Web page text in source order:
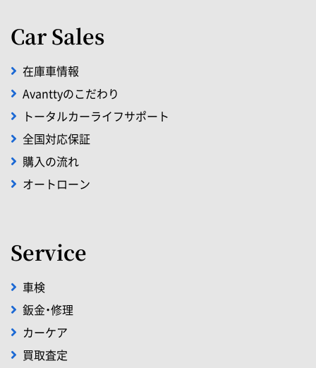
Car Sales
在庫車情報
Avanttyのこだわり
トータルカーライフサポート
全国対応保証
購入の流れ
オートローン
Service
車検
鈑金・修理
カーケア
買取査定